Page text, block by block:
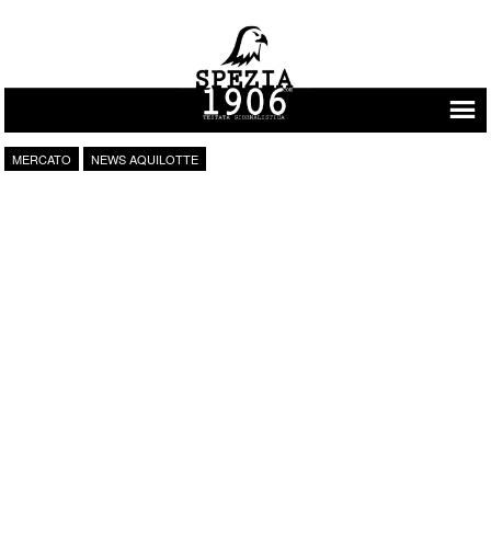
Vai al contenuto
MERCATO NEWS AQUILOTTE